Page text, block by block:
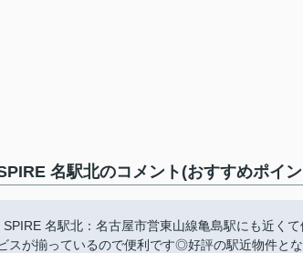
名駅北のコメント(おすすめポイ
SPIRE 名駅北：名古屋市営東山線亀島駅にも近く
スが揃っているので便利です◎好評の駅近物件と